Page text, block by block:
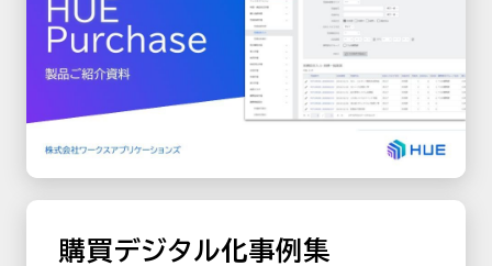
購買デジタル化事例集